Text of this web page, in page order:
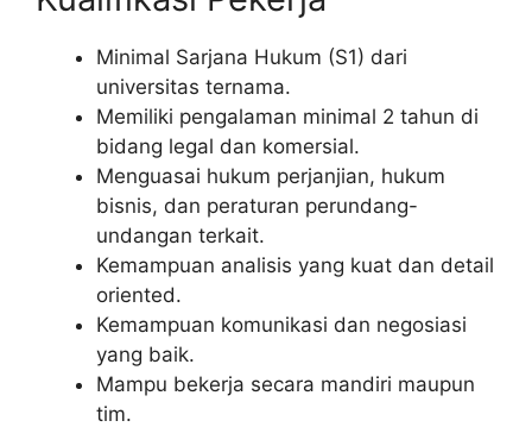
Minimal Sarjana Hukum (S1) dari
universitas ternama.
Memiliki pengalaman minimal 2 tahun di
bidang legal dan komersial.
Menguasai hukum perjanjian, hukum
bisnis, dan peraturan perundang-
undangan terkait.
Kemampuan analisis yang kuat dan detail
oriented.
Kemampuan komunikasi dan negosiasi
yang baik.
Mampu bekerja secara mandiri maupun
tim.